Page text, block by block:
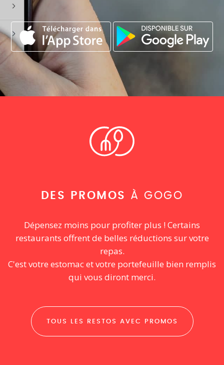
DES PROMOS À GOGO
Dépensez moins pour profiter plus ! Certains
restaurants offrent de belles réductions sur votre
repas.
C'est votre estomac et votre portefeuille bien remplis
qui vous diront merci.
TOUS LES RESTOS AVEC PROMOS